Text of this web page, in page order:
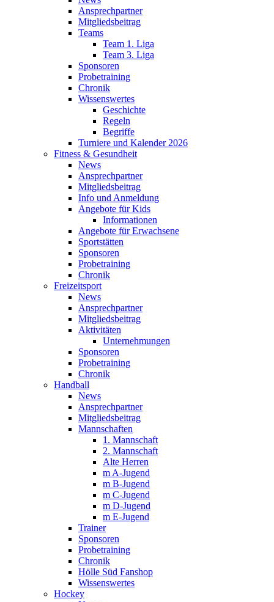
Ansprechpartner
Mitgliedsbeitrag
Teams
Team 1. Liga
Team 3. Liga
Sponsoren
Probetraining
Chronik
Wissenswertes
Geschichte
Regeln
Begriffe
Turniere und Kalender 2026
Fitness & Gesundheit
News
Ansprechpartner
Mitgliedsbeitrag
Info und Anmeldung
Angebote für Kids
Informationen
Angebote für Erwachsene
Sportstätten
Sponsoren
Probetraining
Chronik
Freizeitsport
News
Ansprechpartner
Mitgliedsbeitrag
Aktivitäten
Unternehmungen
Sponsoren
Probetraining
Chronik
Handball
News
Ansprechpartner
Mitgliedsbeitrag
Mannschaften
1. Mannschaft
2. Mannschaft
Alte Herren
m A-Jugend
m B-Jugend
m C-Jugend
m D-Jugend
m E-Jugend
Trainer
Sponsoren
Probetraining
Chronik
Hölle Süd Fanshop
Wissenswertes
Hockey